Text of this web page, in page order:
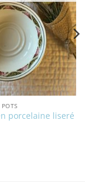
porcelaine liseré